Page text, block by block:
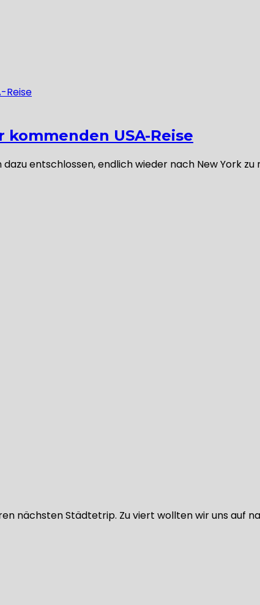
USA-Reise
entschlossen, endlich wieder nach New York
nächsten Städtetrip. Zu viert wollten wir uns auf